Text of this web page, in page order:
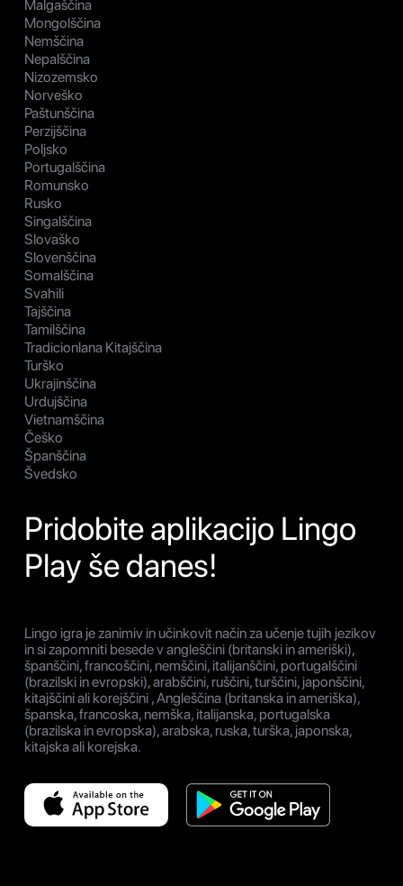
Malgaščina
Mongolščina
Nemščina
Nepalščina
Nizozemsko
Norveško
Paštunščina
Perzijščina
Poljsko
Portugalščina
Romunsko
Rusko
Singalščina
Slovaško
Slovenščina
Somalščina
Svahili
Tajščina
Tamilščina
Tradicionlana Kitajščina
Turško
Ukrajinščina
Urdujščina
Vietnamščina
Češko
Španščina
Švedsko
Pridobite aplikacijo Lingo
Play še danes!
Lingo igra je zanimiv in učinkovit način za učenje tujih jezikov
in si zapomniti besede v angleščini (britanski in ameriški),
španščini, francoščini, nemščini, italijanščini, portugalščini
(brazilski in evropski), arabščini, ruščini, turščini, japonščini,
kitajščini ali korejščini , Angleščina (britanska in ameriška),
španska, francoska, nemška, italijanska, portugalska
(brazilska in evropska), arabska, ruska, turška, japonska,
kitajska ali korejska.